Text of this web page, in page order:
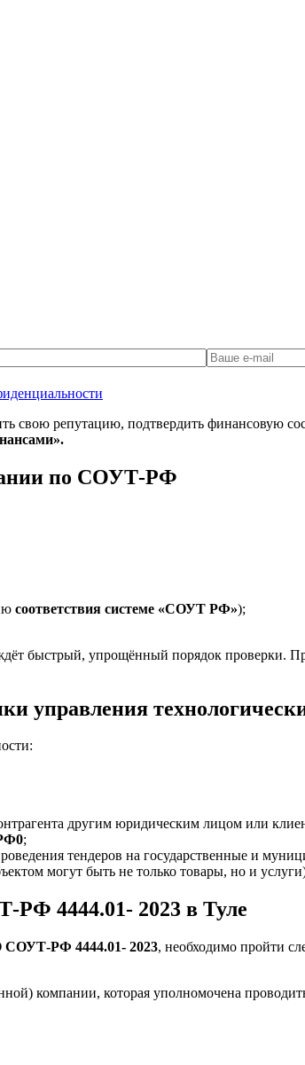
свою репутацию, подтвердить финансовую
по СОУТ-РФ
соответствия системе «СОУТ РФ»);
быстрый, упрощённый порядок проверки.
управления
другим юридическим лицом или
;
тендеров на государственные и
могут быть не только товары, но и
4444.01- 2023 в Туле
СОУТ-РФ 4444.01- 2023, необходимо пройти
компании, которая уполномочена